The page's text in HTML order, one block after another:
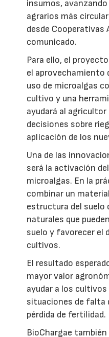
insumos,
agrarios más
desde Cooperativas
comunicado.
Para ello, el
el aprovechamiento
uso de microalgas
cultivo y una
ayudará al
decisiones sobre
aplicación de los
Una de las
será la activación
microalgas. En la
combinar un
estructura del suelo
naturales que
suelo y favorecer el
cultivos.
El resultado
mayor valor
ayudar a los
situaciones de falta
pérdida de fertilidad.
BioChargae